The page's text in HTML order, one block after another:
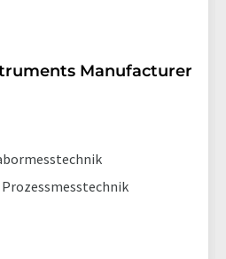
Manufacturer